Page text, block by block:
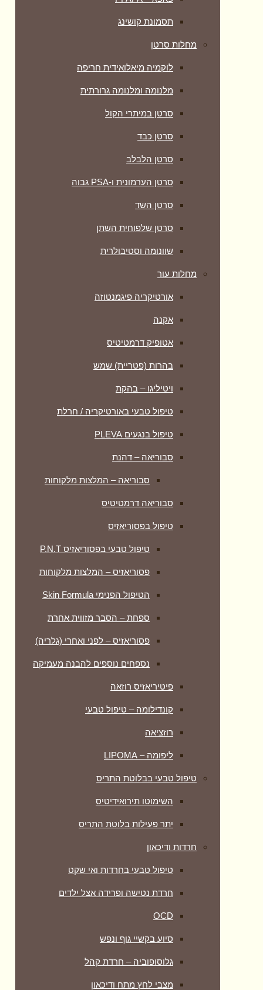
תסמונת קושינג
מחלות סרטן
לוקמיה מיאלואידית חריפה
מלנומה ומלנומה גרורתית
סרטן במיתרי הקול
סרטן כבד
סרטן הלבלב
סרטן הערמונית ו-PSA גבוה
סרטן השד
סרטן שלפוחית השתן
שוונומה וסטיבולרית
מחלות עור
אורטיקריה פיגמנטוזה
אקנה
אטופיק דרמטיטיס
בהרות (פטריית) שמש
ויטיליגו – בהקת
טיפול טבעי באורטיקריה / חרלת
טיפול בנגעים PLEVA
סבוריאה – דהנת
סבוריאה – המלצות מלקוחות
סבוריאה דרמטיטיס
טיפול בפסוריאזיס
טיפול טבעי בפסוריאזיס P.N.T
פסוריאזיס – המלצות מלקוחות
הטיפול הפנימי Skin Formula
ספחת – הסבר מזווית אחרת
פסוריאזיס – לפני ואחרי (גלריה)
נספחים נוספים להבנה מעמיקה
פיטיריאזיס רוזאה
קונדילומה – טיפול טבעי
רוזציאה
ליפומה – LIPOMA
טיפול טבעי בבלוטת התריס
השימוטו תירואידיטיס
יתר פעילות בלוטת התריס
חרדות ודיכאון
טיפול טבעי בחרדות ואי שקט
חרדת נטישה ופרידה אצל ילדים
OCD
סיוע בקשיי גוף ונפש
גלוסופוביה – חרדת קהל
מצבי לחץ מתח ודיכאון